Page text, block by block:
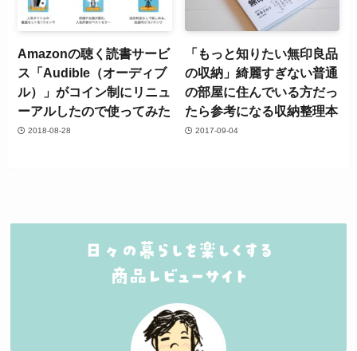
Amazonの聴く読書サービ
ス「Audible（オーディブ
ル）」がコイン制にリニュ
ーアルしたので使ってみた
2018-08-28
「もっと知りたい無印良品
の収納」綺麗すぎない普通
の部屋に住んでいる方だっ
たら参考になる収納整理本
2017-09-04